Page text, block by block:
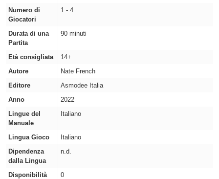
Numero di
Giocatori
1 - 4
Durata di una
Partita
90 minuti
Età consigliata
14+
Autore
Nate French
Editore
Asmodee Italia
Anno
2022
Lingue del
Manuale
Italiano
Lingua Gioco
Italiano
Dipendenza
dalla Lingua
n.d.
Disponibilità 0